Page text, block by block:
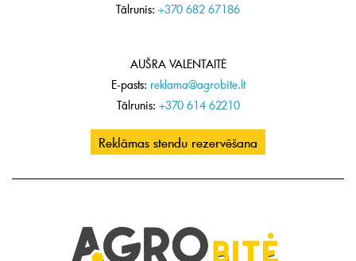
Tālrunis: +370 682 67186
AUŠRA VALENTAITĖ
E-pasts: reklama@agrobite.lt
Tālrunis: +370 614 62210
Reklāmas stendu rezervēšana